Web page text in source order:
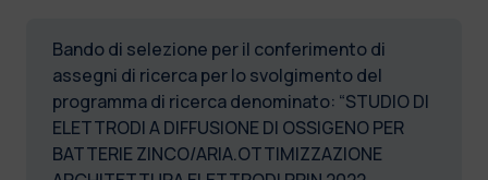
Bando di selezione per il conferimento di
assegni di ricerca per lo svolgimento del
programma di ricerca denominato: “STUDIO DI
ELETTRODI A DIFFUSIONE DI OSSIGENO PER
BATTERIE ZINCO/ARIA.OTTIMIZZAZIONE